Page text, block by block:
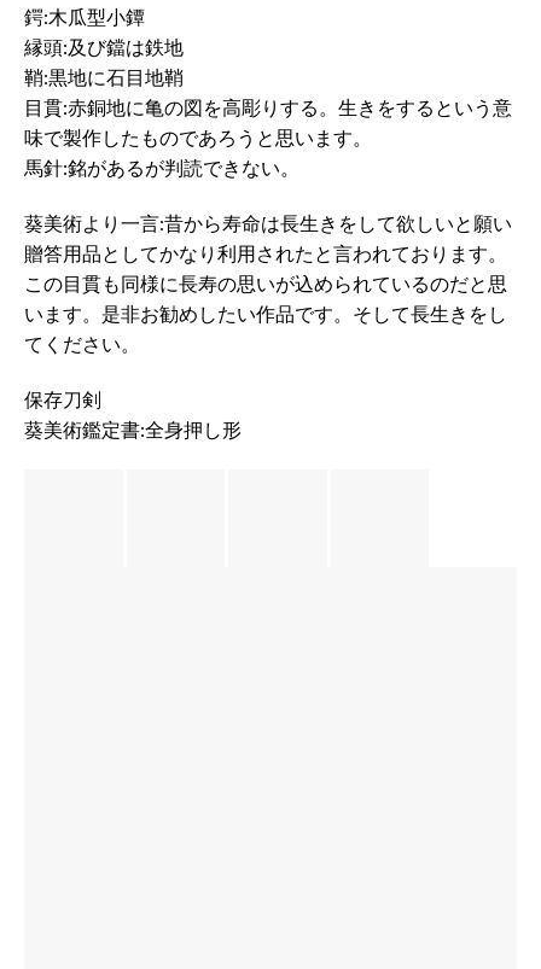
鍔:木瓜型小鐔
縁頭:及び鐺は鉄地
鞘:黒地に石目地鞘
目貫:赤銅地に亀の図を高彫りする。生きをするという意
味で製作したものであろうと思います。
馬針:銘があるが判読できない。
葵美術より一言:昔から寿命は長生きをして欲しいと願い
贈答用品としてかなり利用されたと言われております。
この目貫も同様に長寿の思いが込められているのだと思
います。是非お勧めしたい作品です。そして長生きをし
てください。
保存刀剣
葵美術鑑定書:全身押し形